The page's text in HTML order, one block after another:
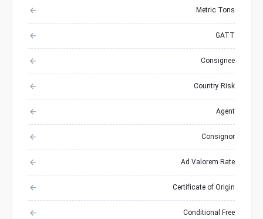
Metric Tons
GATT
Consignee
Country Risk
Agent
Consignor
Ad Valorem Rate
Certificate of Origin
Conditional Free